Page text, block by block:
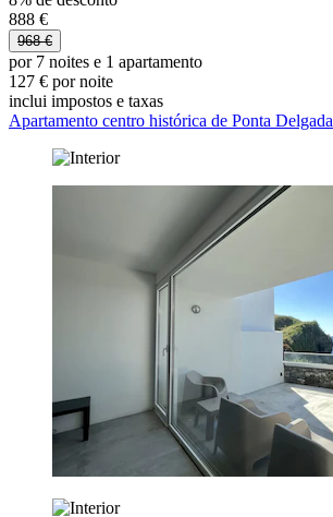
888 €
968 €
por 7 noites e 1 apartamento
127 € por noite
inclui impostos e taxas
Apartamento centro histórica de Ponta Delgada